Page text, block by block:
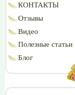
КОНТАКТЫ
Отзывы
Видео
Полезные статьи
Блог